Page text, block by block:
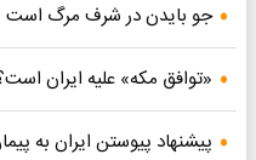
جو بایدن در شرف مرگ است
«توافق مکه» علیه ایران
پیشنهاد پیوستن ایران به